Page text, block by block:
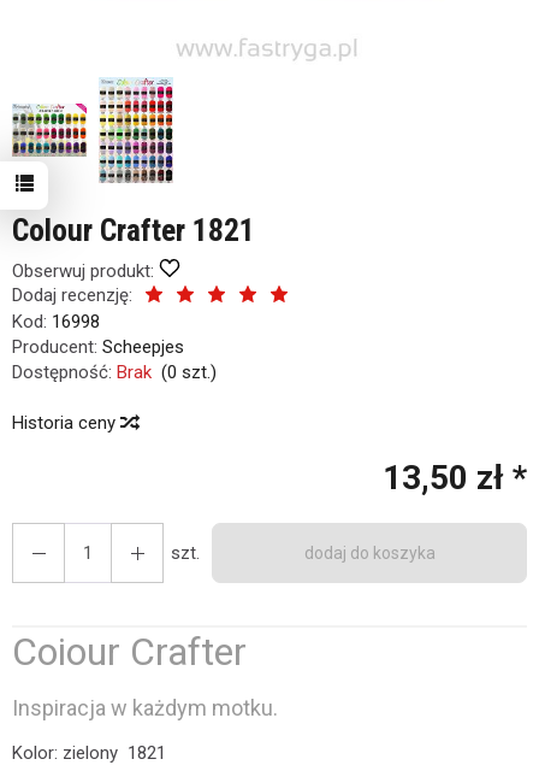
Colour Crafter 1821
Obserwuj produkt:
Dodaj recenzję:
Kod: 16998
Producent: Scheepjes
Dostępność: Brak (0 szt.)
Historia ceny
13,50 zł *
szt. dodaj do koszyka
Coiour Crafter
Inspiracja w każdym motku.
Kolor: zielony 1821